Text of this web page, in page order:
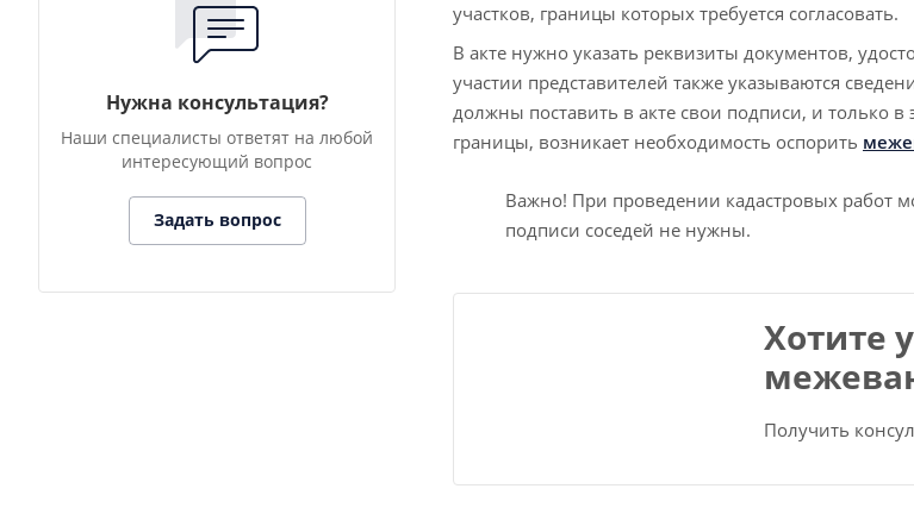
участков, границы которых требуется согласовать.
В акте нужно указать реквизиты документов,
участии представителей также указываются
должны поставить в акте свои подписи, и только в
границы, возникает необходимость оспорить
Важно! При проведении кадастровых работ
подписи соседей не нужны.
Хотите
Получить
Нужна консультация?
Наши специалисты ответят на любой
интересующий вопрос
Задать вопрос